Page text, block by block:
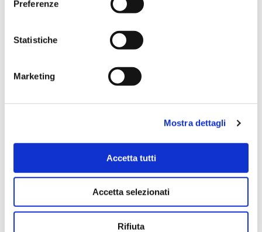
Preferenze
Statistiche
Marketing
Mostra dettagli
Accetta tutti
Accetta selezionati
Rifiuta
16/04/2025